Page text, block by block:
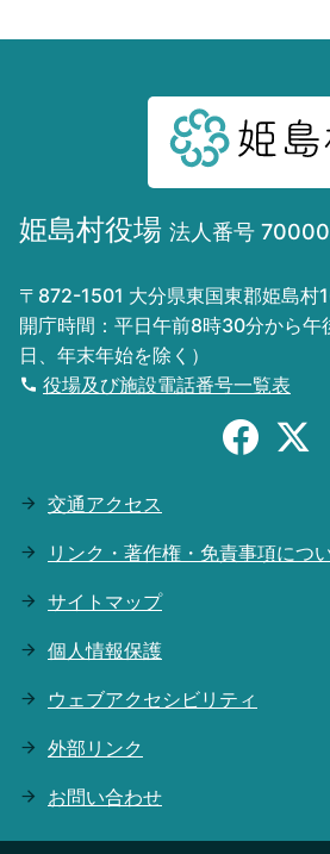
姫島村役場 法人番号
〒872-1501 大分県東国東郡姫島村
開庁時間：平日午前8時30分から午
日、年末年始を除く）
役場及び施設電話番号一覧表
交通アクセス
リンク・著作権・免責事項につ
サイトマップ
個人情報保護
ウェブアクセシビリティ
外部リンク
お問い合わせ